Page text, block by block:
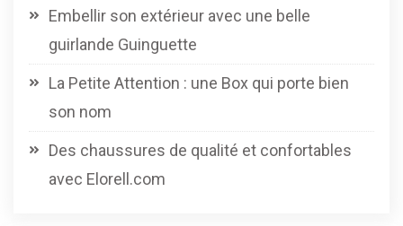
Embellir son extérieur avec une belle
guirlande Guinguette
La Petite Attention : une Box qui porte bien
son nom
Des chaussures de qualité et confortables
avec Elorell.com